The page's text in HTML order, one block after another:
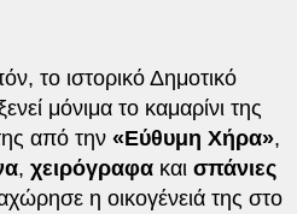
το ιστορικό Δημοτικό
μόνιμα το καμαρίνι της
από την«Εύθυμη Χήρα»,
, χειρόγραφα και σπάνιες
η οικογένειά της στο